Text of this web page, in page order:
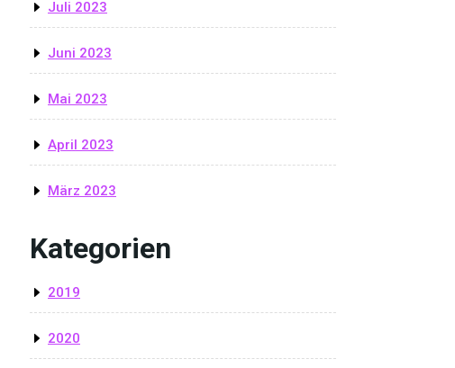
Juli 2023
Juni 2023
Mai 2023
April 2023
März 2023
Kategorien
2019
2020